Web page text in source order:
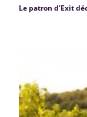
Le patron d’Exit